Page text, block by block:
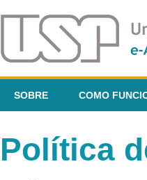
SOBRE COMO
Política